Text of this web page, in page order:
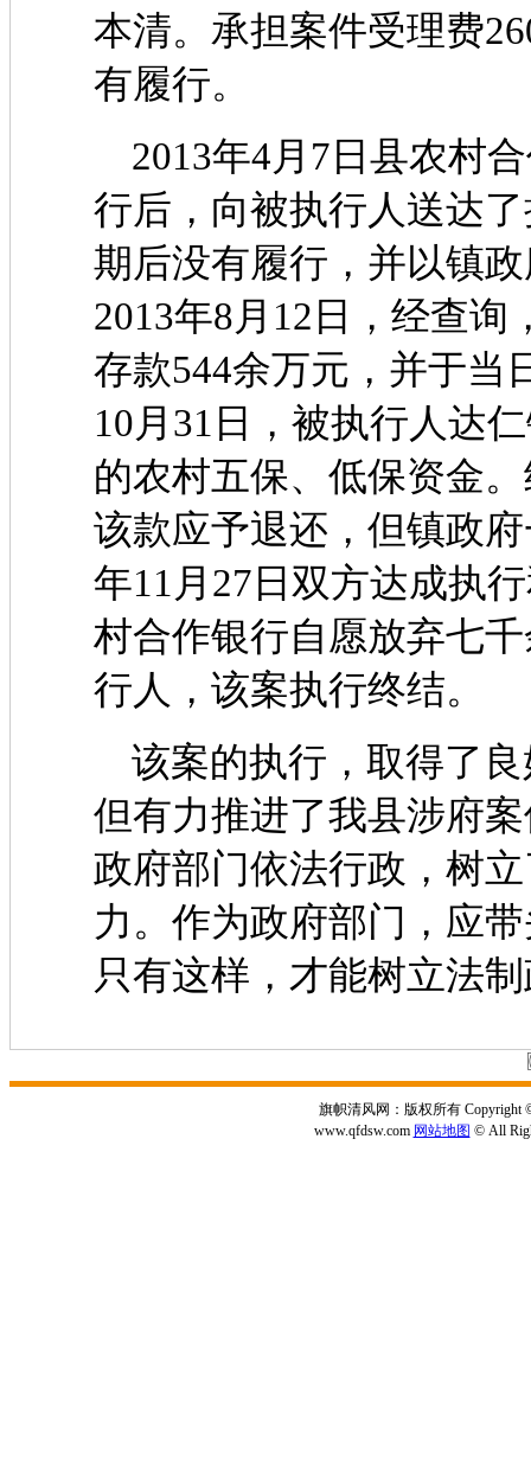
本清。承担案件受理费
有履行。
2013年4月7日县农村
行后，向被执行人送达
期后没有履行，并以镇
2013年8月12日，经查
存款544余万元，并于当
10月31日，被执行人达
的农村五保、低保资金
该款应予退还，但镇政
年11月27日双方达成执
村合作银行自愿放弃七
行人，该案执行终结。
该案的执行，取得了良
但有力推进了我县涉府
政府部门依法行政，树
力。作为政府部门，应
只有这样，才能树立法
旗帜清风网：版权所有 Copyright
www.qfdsw.com 网站地图 © All